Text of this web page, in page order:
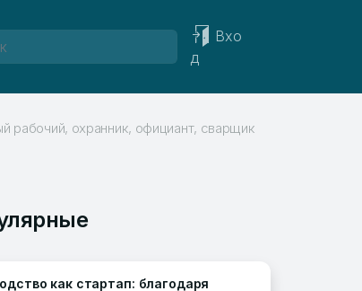
Вхо
д
рабочий, охранник, официант, сварщик
как стартап: благодаря